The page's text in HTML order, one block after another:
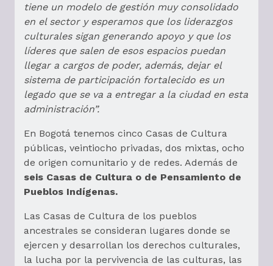
tiene un modelo de gestión muy consolidado
en el sector y esperamos que los liderazgos
culturales sigan generando apoyo y que los
líderes que salen de esos espacios puedan
llegar a cargos de poder, además, dejar el
sistema de participación fortalecido es un
legado que se va a entregar a la ciudad en esta
administración”.
En Bogotá tenemos cinco Casas de Cultura
públicas, veintiocho privadas, dos mixtas, ocho
de origen comunitario y de redes. Además de
seis Casas de Cultura o de Pensamiento de
Pueblos Indígenas.
Las Casas de Cultura de los pueblos
ancestrales se consideran lugares donde se
ejercen y desarrollan los derechos culturales,
la lucha por la pervivencia de las culturas, las